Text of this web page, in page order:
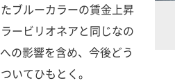
ブルーカラーの賃金上昇
ービリオネアと同じなの
の影響を含め、今後どう
いてひもとく。